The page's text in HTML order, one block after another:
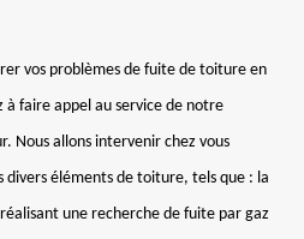
vos problèmes de fuite de toiture en
à faire appel au service de notre
Nous allons intervenir chez vous
éléments de toiture, tels que : la
une recherche de fuite par gaz